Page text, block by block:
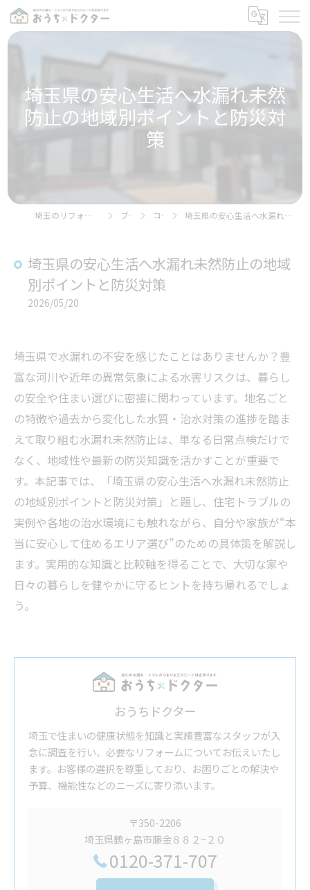
埼玉県の安心生活へ水漏れ未然
防止の地域別ポイントと防災対
策
埼玉のリフォームならおうちドクター ブログ コラム 埼玉県の安心生活へ水漏れ未然防止の地域別ポイントと防災対策
埼玉県の安心生活へ水漏れ未然防止の地域
別ポイントと防災対策
2026/05/20
埼玉県で水漏れの不安を感じたことはありませんか？豊
富な河川や近年の異常気象による水害リスクは、暮らし
の安全や住まい選びに密接に関わっています。地名ごと
の特徴や過去から変化した水質・治水対策の進捗を踏ま
えて取り組む水漏れ未然防止は、単なる日常点検だけで
なく、地域性や最新の防災知識を活かすことが重要で
す。本記事では、「埼玉県の安心生活へ水漏れ未然防止
の地域別ポイントと防災対策」と題し、住宅トラブルの
実例や各地の治水環境にも触れながら、自分や家族が“本
当に安心して住めるエリア選び”のための具体策を解説し
ます。実用的な知識と比較軸を得ることで、大切な家や
日々の暮らしを健やかに守るヒントを持ち帰れるでしょ
う。
おうちドクター
埼玉で住まいの健康状態を知識と実績豊富なスタッフが入
念に調査を行い、必要なリフォームについてお伝えいたし
ます。お客様の選択を尊重しており、お困りごとの解決や
予算、機能性などのニーズに寄り添います。
〒350-2206
埼玉県鶴ヶ島市藤金８８２−２０
0120-371-707